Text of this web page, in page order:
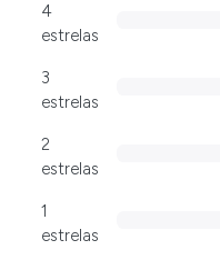
4
estrelas
3
estrelas
2
estrelas
1
estrelas